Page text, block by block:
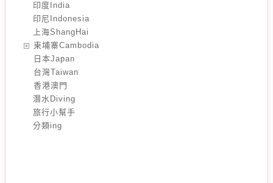
印度India
印尼Indonesia
上海ShangHai
️柬埔寨Cambodia
️日本Japan
️台灣Taiwan
️香港澳門
潛水Diving
旅行小幫手
分類ing